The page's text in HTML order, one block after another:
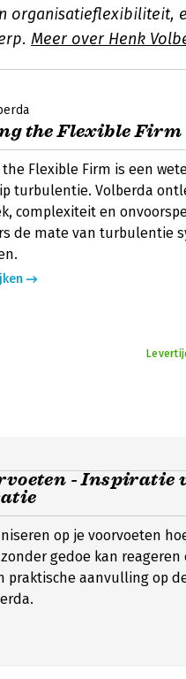
organisatieflexibiliteit,
Meer over Henk
the Flexible Firm
Flexible Firm is een
turbulentie. Volberda
complexiteit en
de mate van turbulentie
- Inspiratie
op je voorvoeten
gedoe kan reageren
praktische aanvulling op